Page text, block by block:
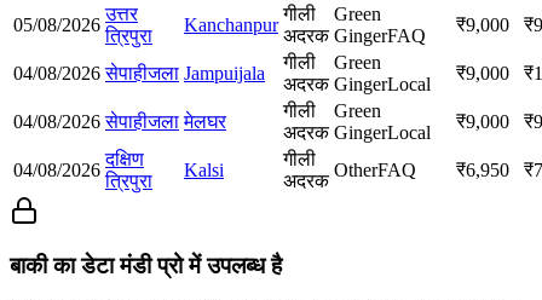
05/08/2026
उत्तर
त्रिपुरा
Kanchanpur
गीली
अदरक
Green
GingerFAQ
₹9,000 ₹
04/08/2026 सेपाहीजला Jampuijala
गीली
अदरक
Green
GingerLocal
₹9,000 ₹
04/08/2026 सेपाहीजला मेलघर
गीली
अदरक
Green
GingerLocal
₹9,000 ₹
04/08/2026
दक्षिण
त्रिपुरा
Kalsi
गीली
अदरक
OtherFAQ ₹6,950 ₹
बाकी का डेटा मंडी प्रो में उपलब्ध है